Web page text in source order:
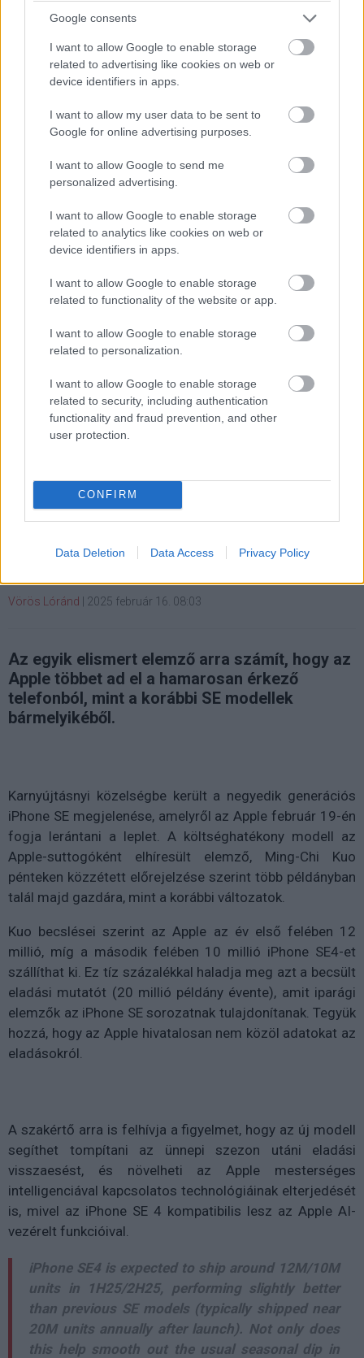
Google consents
I want to allow Google to enable storage
related to advertising like cookies on web or
device identifiers in apps.
I want to allow my user data to be sent to
Google for online advertising purposes.
I want to allow Google to send me
personalized advertising.
I want to allow Google to enable storage
related to analytics like cookies on web or
device identifiers in apps.
I want to allow Google to enable storage
related to functionality of the website or app.
I want to allow Google to enable storage
related to personalization.
I want to allow Google to enable storage
related to security, including authentication
functionality and fraud prevention, and other
user protection.
CONFIRM
Data Deletion Data Access Privacy Policy
A készülékben a Qualcomm Snapdragon 8 Elite
lapkakészlete dolgozik, a 6000 mAh kapacitású
akkumulátor pedig 90 W-os vezetékes és 50 W-os
vezeték nélküli töltést támogat. Már érkezéskor Android
15-öt futtat, amelyre a Xiaomi HyperOS 2.0 felülete épül.
Pulzusméréssel segíti a biztonságos mozgást az új
balatoni kardioösvény (X)
4 és egy 8 km-es egészségügyi tanösvény nyílt
#xiaomi 15 ultra
legsikeresebb megfizethető
mobilja
Vörös Lóránd 2025 február 16. 08:03
Az egyik elismert elemző arra számít, hogy az
Apple többet ad el a hamarosan érkező
telefonból, mint a korábbi SE modellek
bármelyikéből.
Karnyújtásnyi közelségbe került a negyedik generációs
iPhone SE megjelenése, amelyről az Apple február 19-én
fogja lerántani a leplet. A költséghatékony modell az
Apple-suttogóként elhíresült elemző, Ming-Chi Kuo
pénteken közzétett előrejelzése szerint több példányban
talál majd gazdára, mint a korábbi változatok.
Kuo becslései szerint az Apple az év első felében 12
millió, míg a második felében 10 millió iPhone SE4-et
szállíthat ki. Ez tíz százalékkal haladja meg azt a becsült
eladási mutatót (20 millió példány évente), amit iparági
elemzők az iPhone SE sorozatnak tulajdonítanak. Tegyük
hozzá, hogy az Apple hivatalosan nem közöl adatokat az
eladásokról.
A szakértő arra is felhívja a figyelmet, hogy az új modell
segíthet tompítani az ünnepi szezon utáni eladási
visszaesést, és növelheti az Apple mesterséges
intelligenciával kapcsolatos technológiáinak elterjedését
is, mivel az iPhone SE 4 kompatibilis lesz az Apple AI-
vezérelt funkcióival.
iPhone SE4 is expected to ship around 12M/10M
units in 1H25/2H25, performing slightly better
than previous SE models (typically shipped near
20M units annually after launch). Not only does
this help smooth out the usual seasonal dip in